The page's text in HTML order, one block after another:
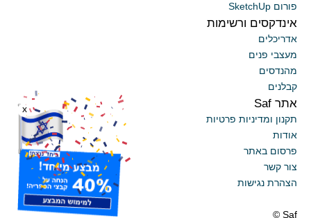
פורום SketchUp
אינדקסים ורשימות
אדריכלים
מעצבי פנים
מהנדסים
קבלנים
אתר Saf
תקנון ומדיניות פרטיות
אודות
פרסום באתר
צור קשר
הצהרת נגישות
Saf ©
x